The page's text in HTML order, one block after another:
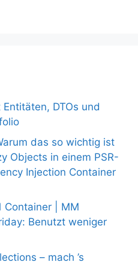
DTOs und
das so wichtig ist
Objects in einem PSR-
Injection Container
Container | MM
Benutzt weniger
– mach ’s